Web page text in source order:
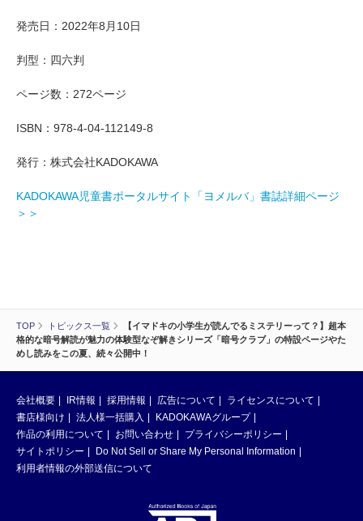
TOP トピックス一覧
【イマドキの小学生が読んでるミステリーって？】超本
格的な暗号解読が魅力の体験型なぞ解きシリーズ「暗号クラブ」の特設ページやた
めし読みをこの夏、続々公開中！
発売日：2022年8月10日
判型：四六判
ページ数：272ページ
ISBN：978-4-04-112149-8
発行：株式会社KADOKAWA
KADOKAWA児童書ポータルサイト「ヨメルバ」書誌詳細ページ
＞＞
会社概要 IR情報 採用情報 広告について
ライセンスについて
書店様向け
法人様一括購入
KADOKAWAグループ
作品の利用について
お問い合わせ
プライバシーポリシー
サイトポリシー
Do Not Sell or Share My Personal Information
利用者情報の外部送信について